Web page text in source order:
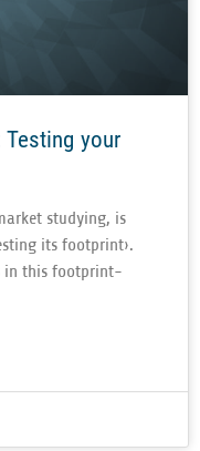
your
stu­dy­ing, is
its foot­print›.
in this footprint-